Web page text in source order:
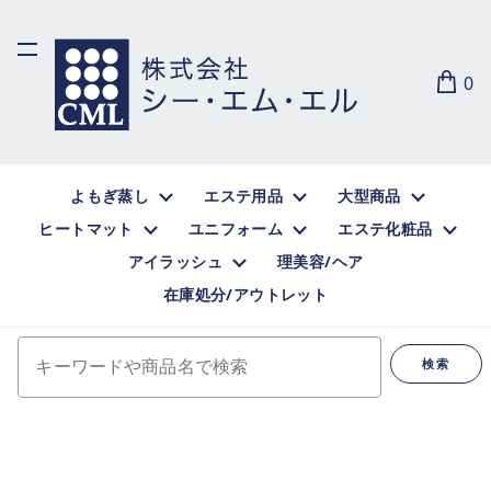
0
よもぎ蒸し エステ用品
大型商品
ヒートマット
ユニフォーム
エステ化粧品
アイラッシュ
理美容/ヘア
在庫処分/アウトレット
検索